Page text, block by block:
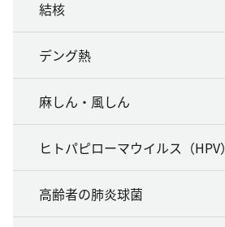
結核
デング熱
麻しん・風しん
ヒトパピローマウイルス（HPV）
高齢者の肺炎球菌